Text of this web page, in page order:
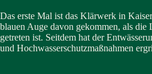
Das erste Mal ist das Klärwerk in
blauen Auge davon gekommen, als die
getreten ist. Seitdem hat der
und Hochwasserschutzmaßnahmen